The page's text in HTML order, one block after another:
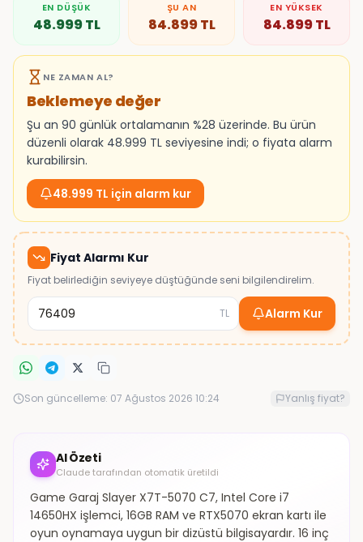
EN DÜŞÜK
48.999TL
ŞU AN
84.899TL
EN YÜKSEK
84.899TL
NE ZAMAN AL?
Beklemeye değer
Şu an 90 günlük ortalamanın %28 üzerinde. Bu ürün
düzenli olarak 48.999 TL seviyesine indi; o fiyata alarm
kurabilirsin.
48.999 TL için alarm kur
Fiyat Alarmı Kur
Fiyat belirlediğin seviyeye düştüğünde seni bilgilendirelim.
TL Alarm Kur
Son güncelleme: 07 Ağustos 2026 10:24 Yanlış fiyat?
AI Özeti
Claude tarafından otomatik üretildi
Game Garaj Slayer X7T-5070 C7, Intel Core i7
14650HX işlemci, 16GB RAM ve RTX5070 ekran kartı ile
oyun oynamaya uygun bir dizüstü bilgisayardır. 16 inç